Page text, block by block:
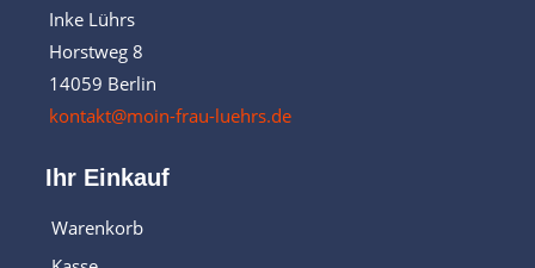
Inke Lührs
Horstweg 8
14059 Berlin
kontakt@moin-frau-luehrs.de
Ihr Einkauf
Warenkorb